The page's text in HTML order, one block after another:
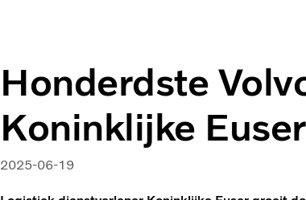
Honderdste
Koninklijke Euser
2025-06-19